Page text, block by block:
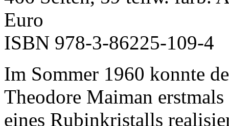
Euro
ISBN 978-3-86225-109-4
Im Sommer 1960 konnte
Theodore Maiman
eines Rubinkristalls